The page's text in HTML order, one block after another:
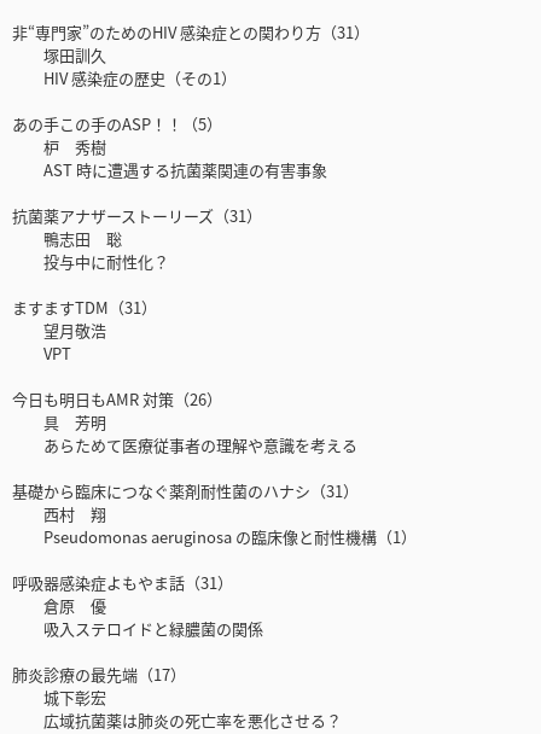
非“専門家”のためのHIV 感染症との関わり方（31）
塚田訓久
HIV 感染症の歴史（その1）
あの手この手のASP！！（5）
枦 秀樹
AST 時に遭遇する抗菌薬関連の有害事象
抗菌薬アナザーストーリーズ（31）
鴨志田 聡
投与中に耐性化？
ますますTDM（31）
望月敬浩
VPT
今日も明日もAMR 対策（26）
具 芳明
あらためて医療従事者の理解や意識を考える
基礎から臨床につなぐ薬剤耐性菌のハナシ（31）
西村 翔
Pseudomonas aeruginosa の臨床像と耐性機構（1）
呼吸器感染症よもやま話（31）
倉原 優
吸入ステロイドと緑膿菌の関係
肺炎診療の最先端（17）
城下彰宏
広域抗菌薬は肺炎の死亡率を悪化させる？